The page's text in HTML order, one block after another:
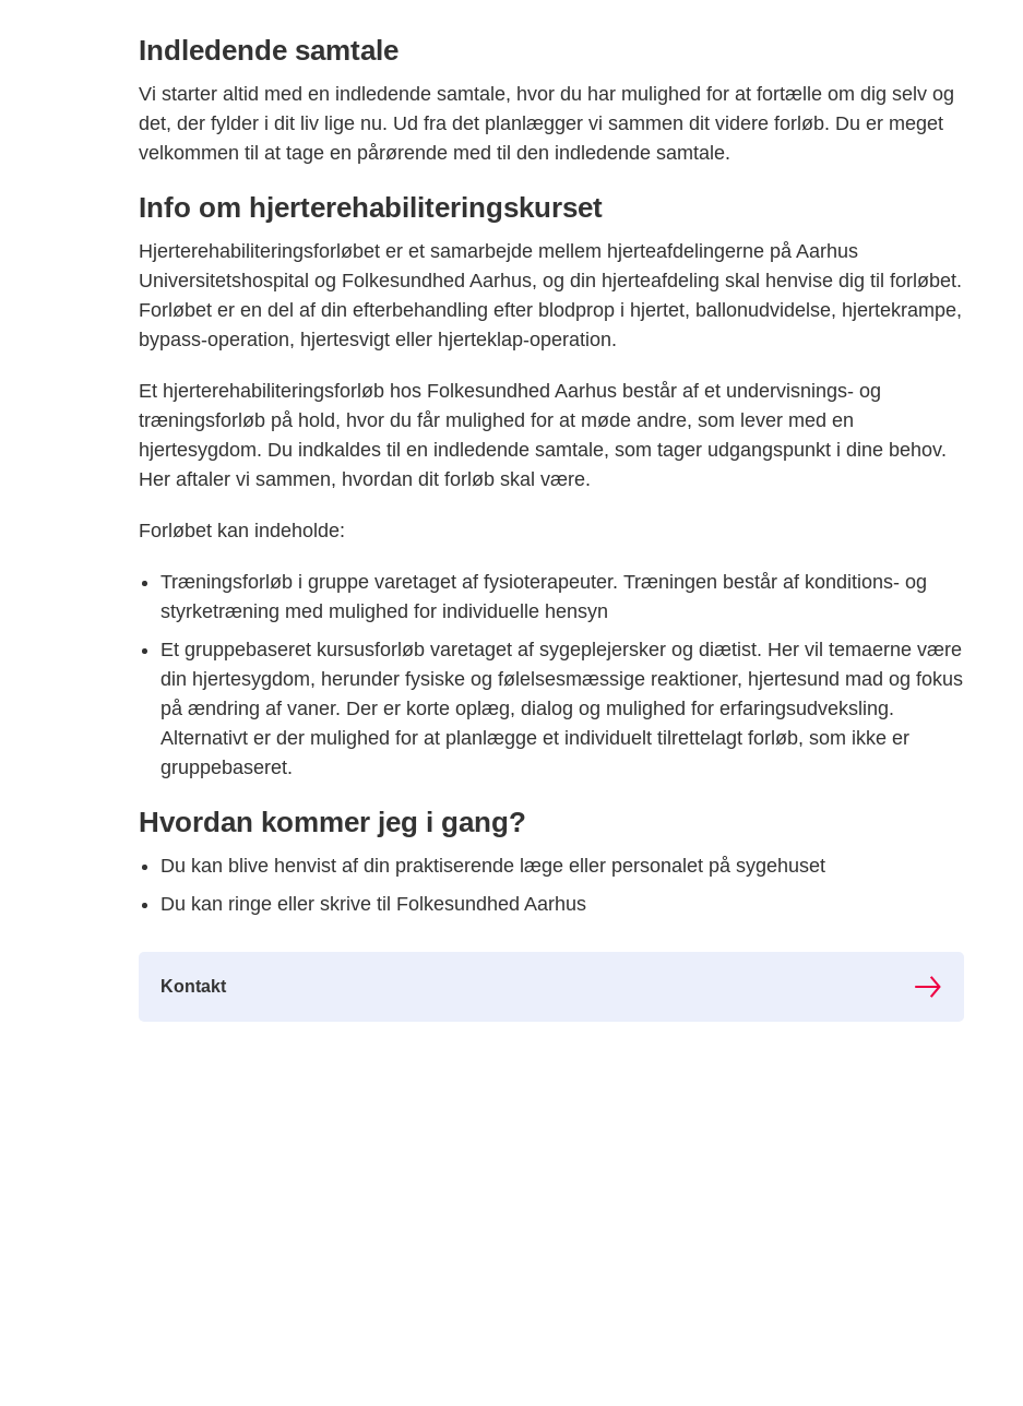
Indledende samtale
Vi starter altid med en indledende samtale, hvor du har mulighed for at fortælle om dig selv og
det, der fylder i dit liv lige nu. Ud fra det planlægger vi sammen dit videre forløb. Du er meget
velkommen til at tage en pårørende med til den indledende samtale.
Info om hjerterehabiliteringskurset
Hjerterehabiliteringsforløbet er et samarbejde mellem hjerteafdelingerne på Aarhus
Universitetshospital og Folkesundhed Aarhus, og din hjerteafdeling skal henvise dig til forløbet.
Forløbet er en del af din efterbehandling efter blodprop i hjertet, ballonudvidelse, hjertekrampe,
bypass-operation, hjertesvigt eller hjerteklap-operation.
Et hjerterehabiliteringsforløb hos Folkesundhed Aarhus består af et undervisnings- og
træningsforløb på hold, hvor du får mulighed for at møde andre, som lever med en
hjertesygdom. Du indkaldes til en indledende samtale, som tager udgangspunkt i dine behov.
Her aftaler vi sammen, hvordan dit forløb skal være.
Forløbet kan indeholde:
Træningsforløb i gruppe varetaget af fysioterapeuter. Træningen består af konditions- og
styrketræning med mulighed for individuelle hensyn
Et gruppebaseret kursusforløb varetaget af sygeplejersker og diætist. Her vil temaerne være
din hjertesygdom, herunder fysiske og følelsesmæssige reaktioner, hjertesund mad og fokus
på ændring af vaner. Der er korte oplæg, dialog og mulighed for erfaringsudveksling.
Alternativt er der mulighed for at planlægge et individuelt tilrettelagt forløb, som ikke er
gruppebaseret.
Hvordan kommer jeg i gang?
Du kan blive henvist af din praktiserende læge eller personalet på sygehuset
Du kan ringe eller skrive til Folkesundhed Aarhus
Kontakt